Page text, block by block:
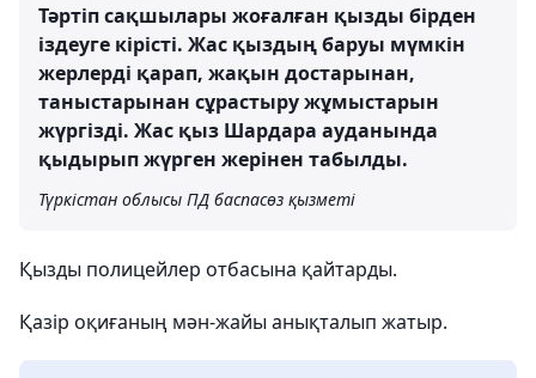
Тәртіп сақшылары жоғалған қызды бірден
іздеуге кірісті. Жас қыздың баруы мүмкін
жерлерді қарап, жақын достарынан,
таныстарынан сұрастыру жұмыстарын
жүргізді. Жас қыз Шардара ауданында
қыдырып жүрген жерінен табылды.
Түркістан облысы ПД баспасөз қызметі
Қызды полицейлер отбасына қайтарды.
Қазір оқиғаның мән-жайы анықталып жатыр.